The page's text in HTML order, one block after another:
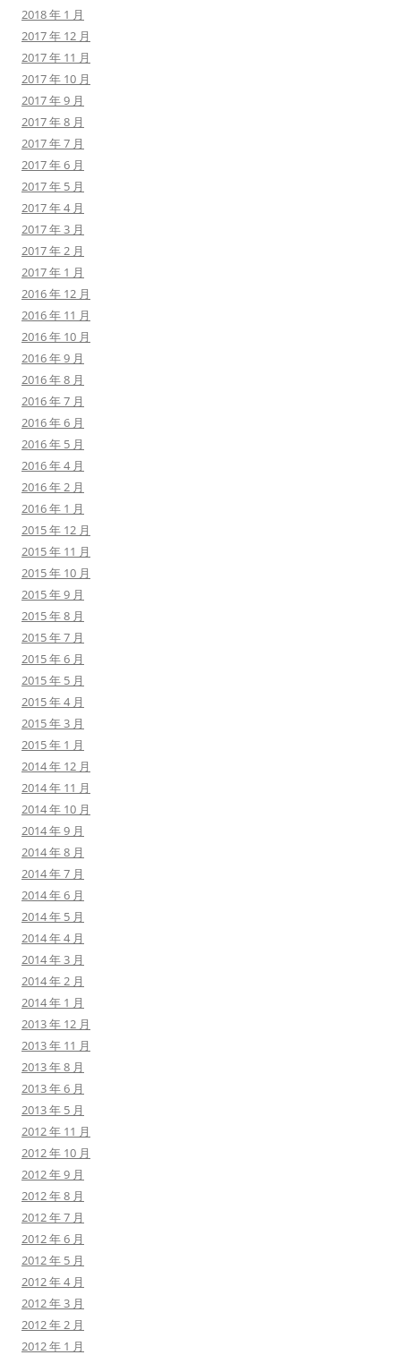
2018 年 1 月
2017 年 12 月
2017 年 11 月
2017 年 10 月
2017 年 9 月
2017 年 8 月
2017 年 7 月
2017 年 6 月
2017 年 5 月
2017 年 4 月
2017 年 3 月
2017 年 2 月
2017 年 1 月
2016 年 12 月
2016 年 11 月
2016 年 10 月
2016 年 9 月
2016 年 8 月
2016 年 7 月
2016 年 6 月
2016 年 5 月
2016 年 4 月
2016 年 2 月
2016 年 1 月
2015 年 12 月
2015 年 11 月
2015 年 10 月
2015 年 9 月
2015 年 8 月
2015 年 7 月
2015 年 6 月
2015 年 5 月
2015 年 4 月
2015 年 3 月
2015 年 1 月
2014 年 12 月
2014 年 11 月
2014 年 10 月
2014 年 9 月
2014 年 8 月
2014 年 7 月
2014 年 6 月
2014 年 5 月
2014 年 4 月
2014 年 3 月
2014 年 2 月
2014 年 1 月
2013 年 12 月
2013 年 11 月
2013 年 8 月
2013 年 6 月
2013 年 5 月
2012 年 11 月
2012 年 10 月
2012 年 9 月
2012 年 8 月
2012 年 7 月
2012 年 6 月
2012 年 5 月
2012 年 4 月
2012 年 3 月
2012 年 2 月
2012 年 1 月